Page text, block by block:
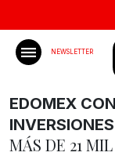
NEWSLETTER
EDOMEX
MÁS DE 21